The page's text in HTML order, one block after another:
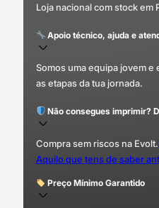
Loja nacional com stock em
Apoio técnico, ajuda e
Somos uma equipa jovem
as etapas da tua jornada.
Não consegues imprimir?
Compra sem riscos na Evolt.
Aquilo que tens de saber
Preço Mínimo Garantido